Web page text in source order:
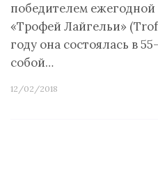
победителем
«Трофей Лайгельи»
году она состоялась в
собой…
12/02/2018